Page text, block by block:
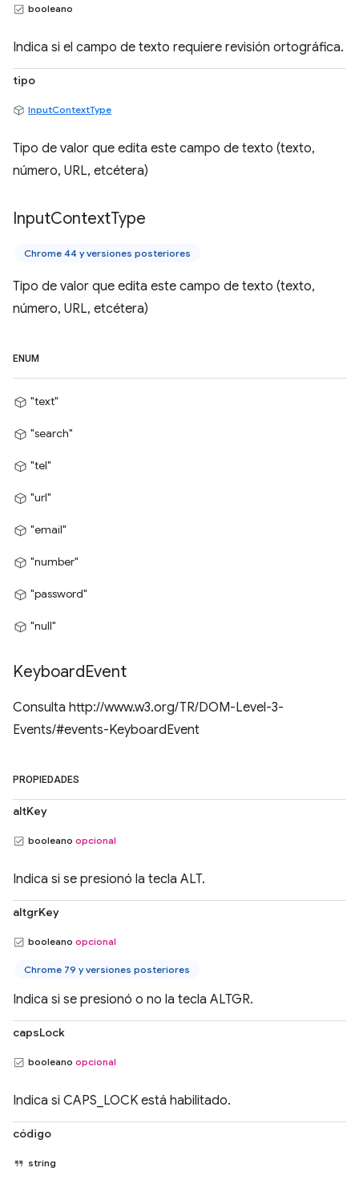
booleano
Indica si el campo de texto requiere revisión ortográfica.
tipo
InputContextType
Tipo de valor que edita este campo de texto (texto,
número, URL, etcétera)
InputContextType
Chrome 44 y versiones posteriores
Tipo de valor que edita este campo de texto (texto,
número, URL, etcétera)
ENUM
"text"
"search"
"tel"
"url"
"email"
"number"
"password"
"null"
KeyboardEvent
Consulta http://www.w3.org/TR/DOM-Level-3-
Events/#events-KeyboardEvent
PROPIEDADES
altKey
booleano opcional
Indica si se presionó la tecla ALT.
altgrKey
booleano opcional
Chrome 79 y versiones posteriores
Indica si se presionó o no la tecla ALTGR.
capsLock
booleano opcional
Indica si CAPS_LOCK está habilitado.
código
string